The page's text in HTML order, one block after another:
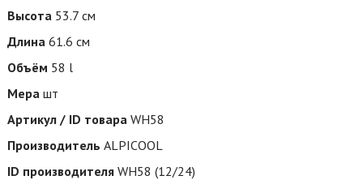
Высота 53.7 см
Длина 61.6 см
Объём 58 l
Мера шт
Артикул / ID товара WH58
Производитель ALPICOOL
ID производителя WH58 (12/24)